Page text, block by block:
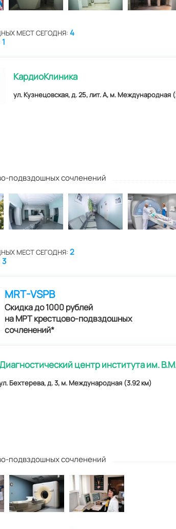
МЕСТ СЕГОДНЯ: 4
1
КардиоКлиника
ул. Кузнецовская, д. 25, лит. А, м. Международная
подвздошных сочленений
МЕСТ СЕГОДНЯ: 2
3
MRT-VSPB
Скидка до 1000 рублей
на МРТ крестцово-подвздошных
сочленений*
центр института им.
Бехтерева, д. 3, м. Международная (3.92 км)
подвздошных сочленений